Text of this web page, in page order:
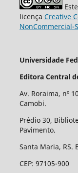
licença Creative
NonCommercial-
Universidade
Editora Central
Av. Roraima, nº
Camobi.
Prédio 30,
Pavimento.
Santa Maria, RS.
CEP: 97105-900